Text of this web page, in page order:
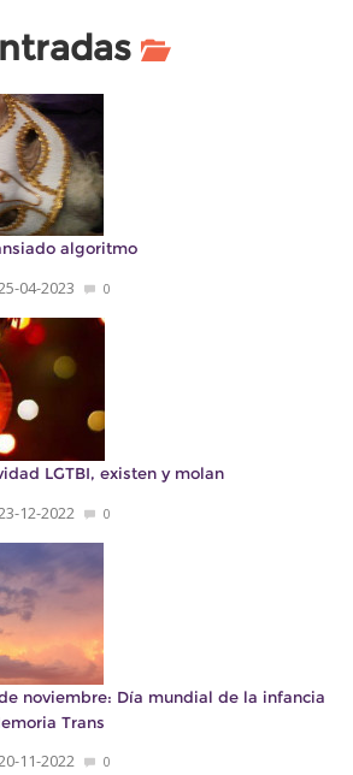
algoritmo
04-2023 0
LGTBI, existen y molan
12-2022 0
noviembre: Día mundial de la infancia
Trans
11-2022 0